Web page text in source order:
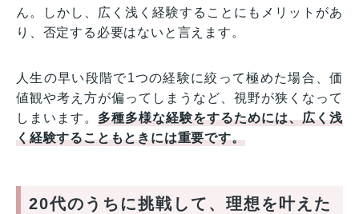
ん。しかし、広く浅く経験することにもメリットがあ
り、否定する必要はないと言えます。
人生の早い段階で1つの経験に絞って極めた場合、価
値観や考え方が偏ってしまうなど、視野が狭くなって
しまいます。多種多様な経験をするためには、広く浅
く経験することもときには重要です。
20代のうちに挑戦して、理想を叶えた